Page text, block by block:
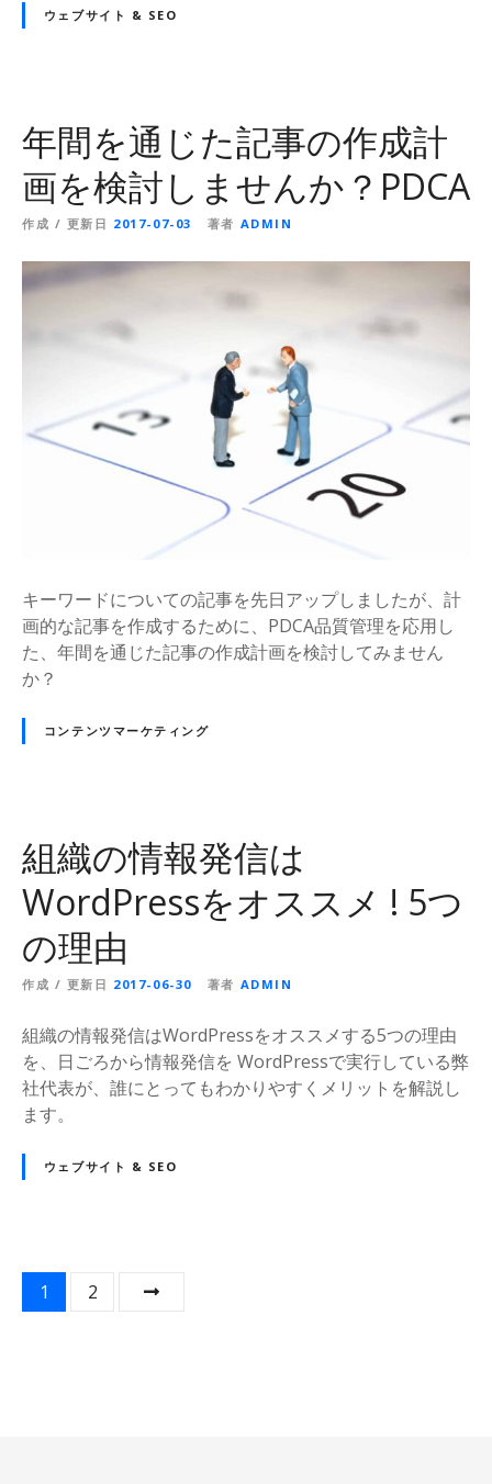
ウェブサイト & SEO
年間を通じた記事の作成計
画を検討しませんか？PDCA
作成 / 更新日 2017-07-03 著者 ADMIN
キーワードについての記事を先日アップしましたが、計
画的な記事を作成するために、PDCA品質管理を応用し
た、年間を通じた記事の作成計画を検討してみません
か？
コンテンツマーケティング
組織の情報発信は
WordPressをオススメ ! 5つ
の理由
作成 / 更新日 2017-06-30 著者 ADMIN
組織の情報発信はWordPressをオススメする5つの理由
を、日ごろから情報発信を WordPressで実行している弊
社代表が、誰にとってもわかりやすくメリットを解説し
ます。
ウェブサイト & SEO
投1 2